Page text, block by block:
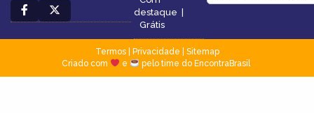
destaque |
Grátis
Termos| Privacidade
Sitemap
Criado com
e pelo time do EncontraBrasil